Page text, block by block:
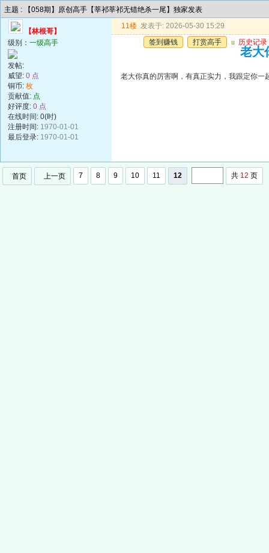
主题 : 【058期】原创高手【莘祁莘祁无错绝杀一尾】独家发表
【林根哥】
级别： 一级高手
发帖:
威望: 0 点
铜币: 枚
贡献值: 点
好评度: 0 点
在线时间: 0(时)
注册时间: 1970-01-01
最后登录: 1970-01-01
11楼 发表于: 2026-05-30 15:29
签到赚钱
打赏高手 u 历史记录
老大
老大你真的厉害啊，有真正实力，我跟定你一
首页 上一页 7 8 9 10 11 12 共 12 页